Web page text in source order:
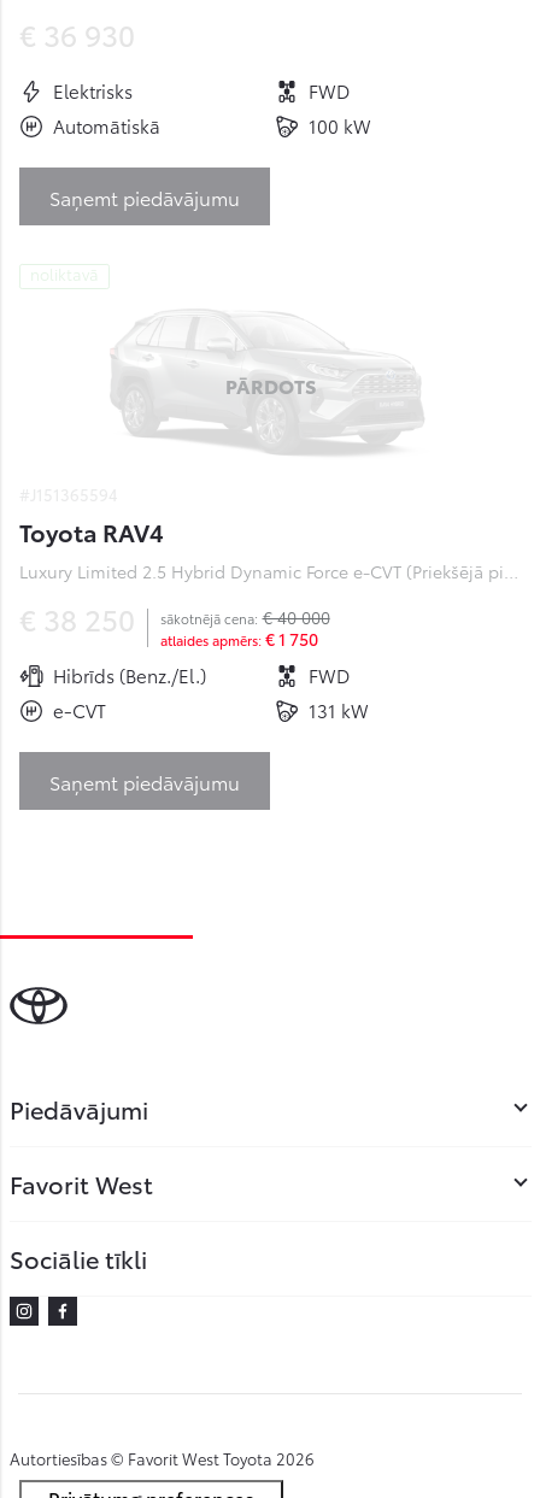
€ 36 930
Elektrisks
FWD
Automātiskā
100 kW
Saņemt piedāvājumu
noliktavā
PĀRDOTS
Toyota RAV4
Luxury Limited 2.5 Hybrid Dynamic Force e-CVT (Priekšējā piedziņa) (131 kW)
€ 38 250 sākotnējā cena: € 40 000
atlaides apmērs: € 1 750
Hibrīds (Benz./El.)
FWD
e-CVT
131 kW
Saņemt piedāvājumu
Piedāvājumi
Favorit West
Sociālie tīkli
Instagram
Facebook
Autortiesības © Favorit West Toyota 2026